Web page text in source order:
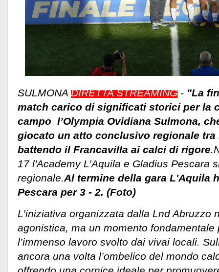
SULMONA DIRETTA STREAMING - "La
match carico di significati storici per la
campo l’Olympia Ovidiana Sulmona,
giocato un atto conclusivo regionale tra
battendo il Francavilla ai calci di rigore
17 l'Academy L’Aquila e Gladius Pescara
regionale.Al termine della gara L'Aquila
Pescara per 3 - 2. (Foto)
L’iniziativa organizzata dalla Lnd Abruzzo
agonistica, ma un momento fondamentale
l’immenso lavoro svolto dai vivai locali.
ancora una volta l’ombelico del mondo